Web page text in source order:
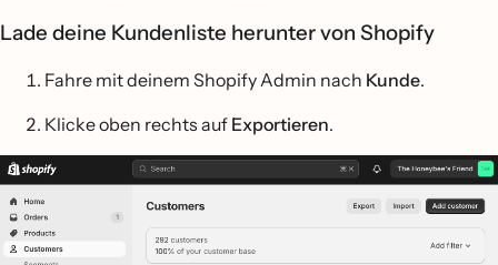
Lade deine Kundenliste herunter von Shopify
Fahre mit deinem Shopify Admin nach Kunde.
Klicke oben rechts auf Exportieren.